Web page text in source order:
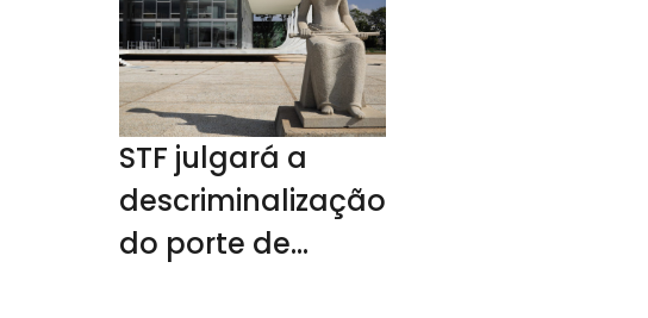
STF julgará a
descriminalização
do porte de